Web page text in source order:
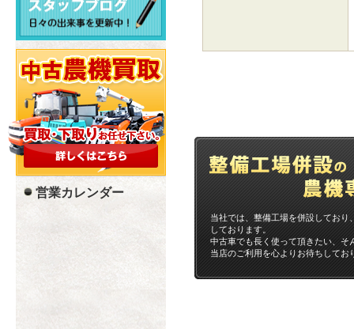
当社では、整備工場を併設してお
しております。
中古車でも長く使って頂きたい、そ
当店のご利用を心よりお待ちしてお
営業カレンダー